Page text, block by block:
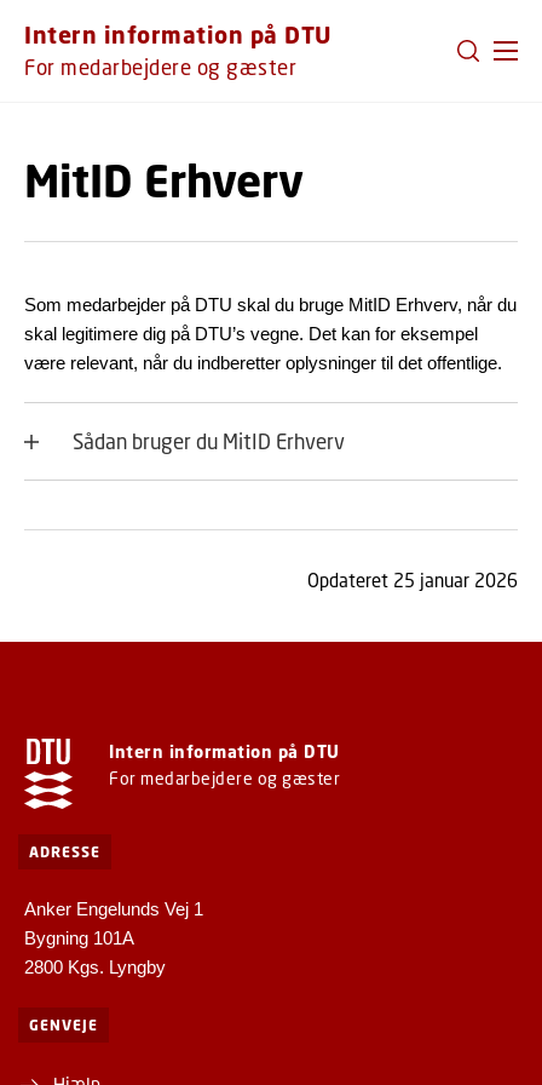
Intern information på DTU
For medarbejdere og gæster
MitID Erhverv
Som medarbejder på DTU skal du bruge MitID Erhverv, når du
skal legitimere dig på DTU’s vegne. Det kan for eksempel
være relevant, når du indberetter oplysninger til det offentlige.
Sådan bruger du MitID Erhverv
Opdateret 25 januar 2026
Intern information på DTU
For medarbejdere og gæster
ADRESSE
Anker Engelunds Vej 1
Bygning 101A
2800 Kgs. Lyngby
GENVEJE